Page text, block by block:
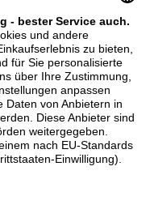
KG
NICHT